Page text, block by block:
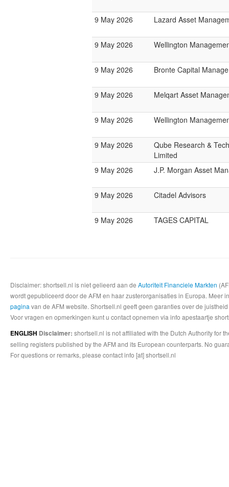
9 May 2026 Lazard Asset
9 May 2026 Wellington
9 May 2026 Bronte Capital
9 May 2026 Melqart Asset
9 May 2026 Wellington
9 May 2026
Qube Research &
Limited
9 May 2026
J.P. Morgan Asset
9 May 2026 Citadel Advisors
9 May 2026 TAGES CAPITAL
Disclaimer: shortsell.nl is niet gelieerd aan de Autoriteit Financiele Markten
wordt gepubliceerd door de AFM en haar zusterorganisaties in Europa.
pagina van de AFM website. Shortsell.nl geeft geen garanties over de
Voor vragen en opmerkingen kunt u contact opnemen via info apestaartje
ENGLISH Disclaimer: shortsell.nl is not affiliated with the Dutch Authority for
selling registers published by the AFM and its European counterparts. No
For questions or remarks, please contact info [at] shortsell.nl